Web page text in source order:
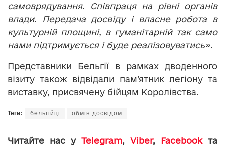
самоврядування. Співпраця на рівні органів
влади. Передача досвіду і власне робота в
культурній площині, в гуманітарній так само
нами підтримується і буде реалізовуватись».
Представники Бельгії в рамках дводенного
візиту також відвідали пам’ятник легіону та
виставку, присвячену бійцям Королівства.
Теги: бельгійці обмін досвідом
Читайте нас у Telegram, Viber, Facebookта